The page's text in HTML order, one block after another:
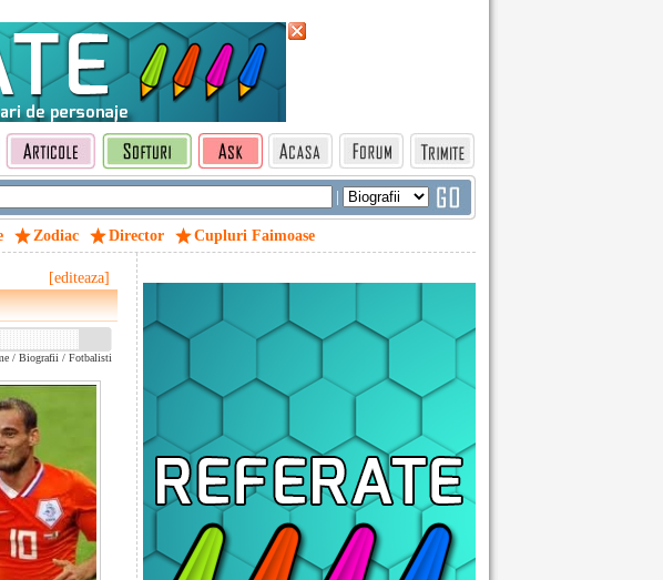
|
Zodiac Director Cupluri Faimoase
[editeaza]
/ Biografii / Fotbalisti